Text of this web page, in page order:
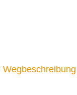
Wegbeschreibung